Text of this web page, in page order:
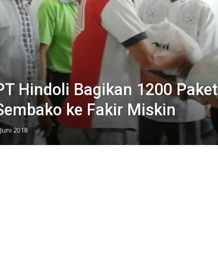
Hindoli Bagikan 1200 Paket
ke Fakir Miskin
2018